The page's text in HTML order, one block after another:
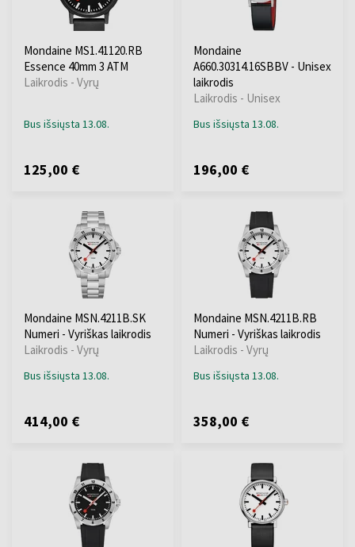
Mondaine MS1.41120.RB
Essence 40mm 3 ATM
Laikrodis - Vyrų
Bus išsiųsta 13.08.
125,00 €
Mondaine
A660.30314.16SBBV - Unisex
laikrodis
Laikrodis - Unisex
Bus išsiųsta 13.08.
196,00 €
Mondaine MSN.4211B.SK
Numeri - Vyriškas laikrodis
Laikrodis - Vyrų
Bus išsiųsta 13.08.
414,00 €
Mondaine MSN.4211B.RB
Numeri - Vyriškas laikrodis
Laikrodis - Vyrų
Bus išsiųsta 13.08.
358,00 €